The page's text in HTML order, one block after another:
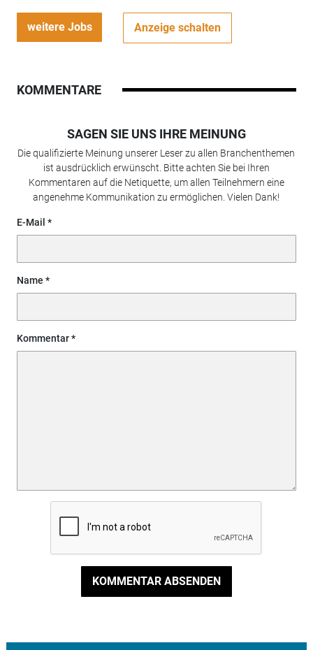
weitere Jobs Anzeige schalten
KOMMENTARE
SAGEN SIE UNS IHRE MEINUNG
Die qualifizierte Meinung unserer Leser zu allen Branchenthemen
ist ausdrücklich erwünscht. Bitte achten Sie bei Ihren
Kommentaren auf die Netiquette, um allen Teilnehmern eine
angenehme Kommunikation zu ermöglichen. Vielen Dank!
E-Mail
Name
Kommentar
KOMMENTAR ABSENDEN